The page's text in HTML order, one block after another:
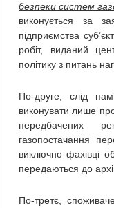
безпеки систем
виконується за
підприємства
робіт, виданий
політику з питань
По-друге, слід
виконувати лише
передбачених
газопостачання
виключно фахівці
передаються до
По-третє,